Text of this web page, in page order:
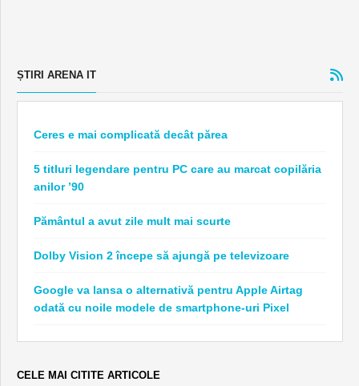
ȘTIRI ARENA IT
Ceres e mai complicată decât părea
5 titluri legendare pentru PC care au marcat copilăria
anilor ’90
Pământul a avut zile mult mai scurte
Dolby Vision 2 începe să ajungă pe televizoare
Google va lansa o alternativă pentru Apple Airtag
odată cu noile modele de smartphone-uri Pixel
CELE MAI CITITE ARTICOLE